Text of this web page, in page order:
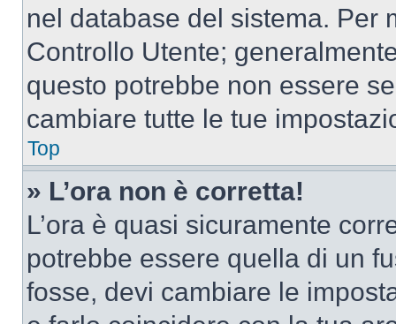
nel database del sistema. Per
Controllo Utente;
questo potrebbe non essere
cambiare tutte le tue
Top
» L’ora non è corretta!
L’ora è quasi sicuramente
potrebbe essere quella di un
fosse, devi cambiare le